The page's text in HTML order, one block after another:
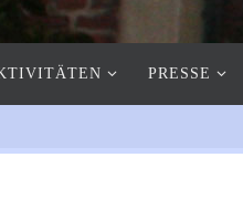
PRESSE